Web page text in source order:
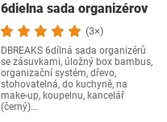
6dielna sada organizérov
(3×)
DBREAKS 6dílná sada organizérů
se zásuvkami, úložný box bambus,
organizační systém, dřevo,
stohovatelná, do kuchyně, na
make-up, koupelnu, kancelář
(černý)…